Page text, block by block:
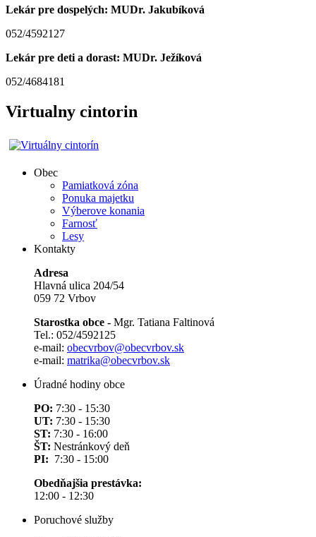
Lekár pre dospelých: MUDr. Jakubíková
052/4592127
Lekár pre deti a dorast: MUDr. Ježíková
052/4684181
Virtualny cintorin
Obec
Pamiatková zóna
Ponuka majetku
Výberove konania
Farnosť
Lesy
Kontakty
Adresa
Hlavná ulica 204/54
059 72 Vrbov
Starostka obce - Mgr. Tatiana Faltinová
Tel.: 052/4592125
e-mail: obecvrbov@obecvrbov.sk
e-mail: matrika@obecvrbov.sk
Úradné hodiny obce
PO: 7:30 - 15:30
UT: 7:30 - 15:30
ST: 7:30 - 16:00
ŠT: Nestránkový deň
PI: 7:30 - 15:00
Obedňajšia prestávka:
12:00 - 12:30
Poruchové služby